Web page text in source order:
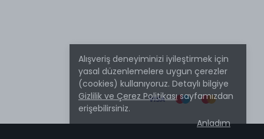
Alışveriş deneyiminizi iyileştirmek için
yasal düzenlemelere uygun çerezler
(cookies) kullanıyoruz. Detaylı bilgiye
Gizlilik ve Çerez Politikasısayfamızdan
erişebilirsiniz.
Anladım